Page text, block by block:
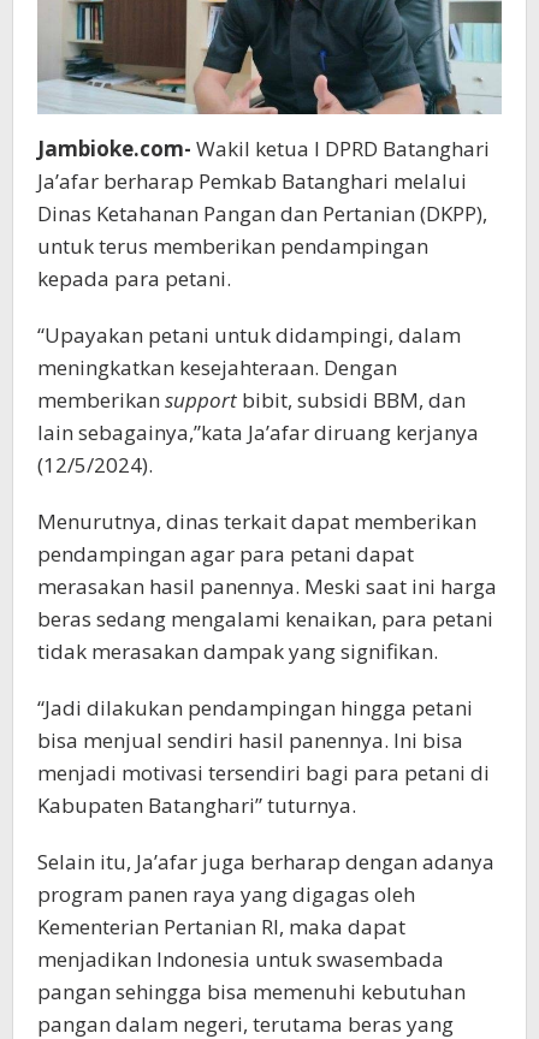
Jambioke.com- Wakil ketua I DPRD Batanghari
Ja’afar berharap Pemkab Batanghari melalui
Dinas Ketahanan Pangan dan Pertanian (DKPP),
untuk terus memberikan pendampingan
kepada para petani.
“Upayakan petani untuk didampingi, dalam
meningkatkan kesejahteraan. Dengan
memberikan support bibit, subsidi BBM, dan
lain sebagainya,”kata Ja’afar diruang kerjanya
(12/5/2024).
Menurutnya, dinas terkait dapat memberikan
pendampingan agar para petani dapat
merasakan hasil panennya. Meski saat ini harga
beras sedang mengalami kenaikan, para petani
tidak merasakan dampak yang signifikan.
“Jadi dilakukan pendampingan hingga petani
bisa menjual sendiri hasil panennya. Ini bisa
menjadi motivasi tersendiri bagi para petani di
Kabupaten Batanghari” tuturnya.
Selain itu, Ja’afar juga berharap dengan adanya
program panen raya yang digagas oleh
Kementerian Pertanian RI, maka dapat
menjadikan Indonesia untuk swasembada
pangan sehingga bisa memenuhi kebutuhan
pangan dalam negeri, terutama beras yang